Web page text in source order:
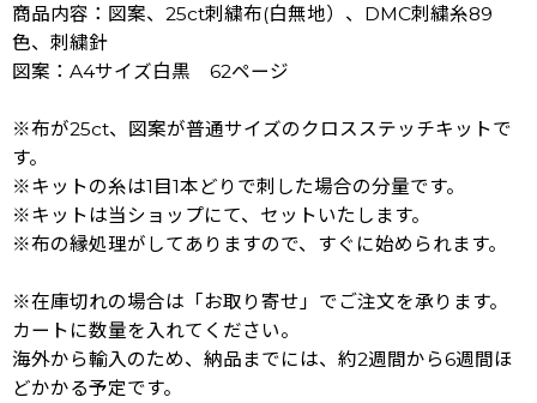
商品内容：図案、25ct刺繍布(白無地）、DMC刺繍糸89
色、刺繍針
図案：A4サイズ白黒 62ページ
※布が25ct、図案が普通サイズのクロスステッチキットで
す。
※キットの糸は1目1本どりで刺した場合の分量です。
※キットは当ショップにて、セットいたします。
※布の縁処理がしてありますので、すぐに始められます。
※在庫切れの場合は「お取り寄せ」でご注文を承ります。
カートに数量を入れてください。
海外から輸入のため、納品までには、約2週間から6週間ほ
どかかる予定です。